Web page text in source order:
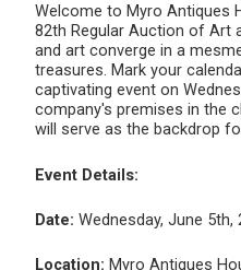
Welcome to Myro Antiques
82th Regular Auction of Art
and art converge in a
treasures. Mark your
captivating event on
company's premises in the
will serve as the backdrop
Event Details:
Date: Wednesday, June 5th,
Location: Myro Antiques